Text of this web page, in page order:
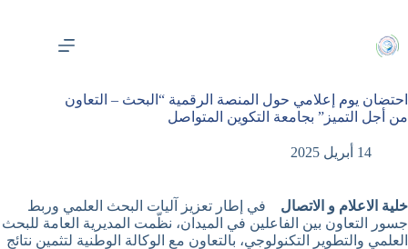
المحتوى
احتضان يوم إعلامي حول المنصة الرقمية “البحث – التعاون
من أجل التميز” بجامعة التكوين المتواصل
14 أبريل 2025
خلية الاعلام و الاتصال في إطار تعزيز آليات البحث العلمي وربط
جسور التعاون بين الفاعلين في الميدان، نظّمت المديرية العامة للبحث
العلمي والتطوير التكنولوجي، بالتعاون مع الوكالة الوطنية لتثمين نتائج